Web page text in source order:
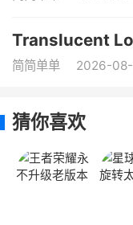
Translucent
简简单单 2026-
猜你喜欢